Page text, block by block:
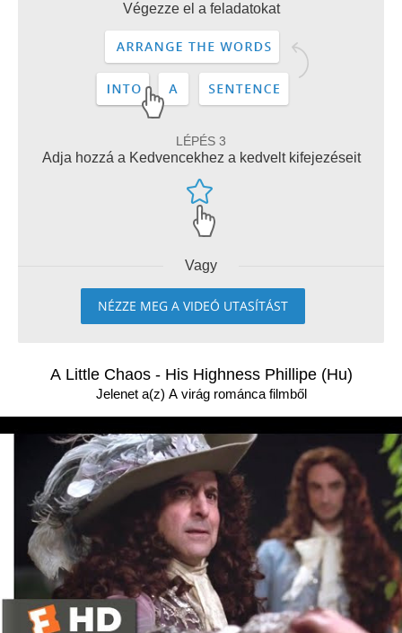
Végezze el a feladatokat
LÉPÉS 3
Adja hozzá a Kedvencekhez a kedvelt kifejezéseit
Vagy
NÉZZE MEG A VIDEÓ UTASÍTÁST
A Little Chaos - His Highness Phillipe (Hu)
Jelenet a(z) A virág románca filmből